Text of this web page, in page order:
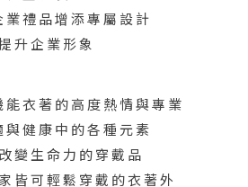
業禮品增添專屬設計
升企業形象
能衣著的高度熱情與專業
與健康中的各種元素
變生命力的穿戴品
皆可輕鬆穿戴的衣著外